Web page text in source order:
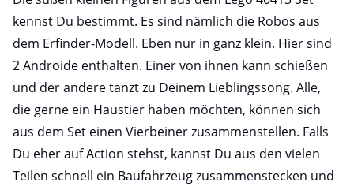
kennst Du bestimmt. Es sind nämlich die Robos aus
dem Erfinder-Modell. Eben nur in ganz klein. Hier sind
2 Androide enthalten. Einer von ihnen kann schießen
und der andere tanzt zu Deinem Lieblingssong. Alle,
die gerne ein Haustier haben möchten, können sich
aus dem Set einen Vierbeiner zusammenstellen. Falls
Du eher auf Action stehst, kannst Du aus den vielen
Teilen schnell ein Baufahrzeug zusammenstecken und